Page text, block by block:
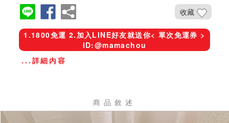
收藏
1.1800免運 2.加入LINE好友就送你< 單次免運券 >
ID:@mamachou
...詳細內容
商品敘述